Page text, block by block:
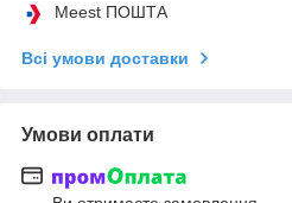
Meest ПОШТА
Всі умови доставки
Умови оплати